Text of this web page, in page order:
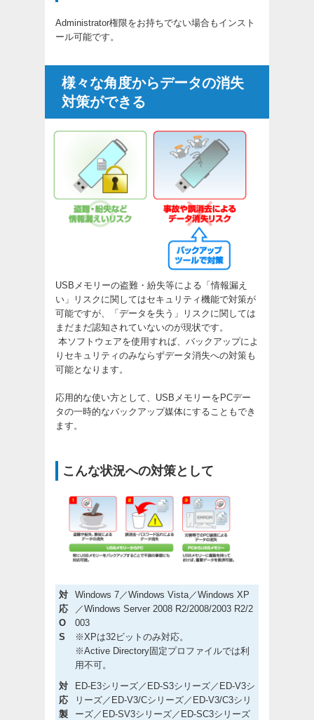
Administrator権限をお持ちでない場合もインスト
ール可能です。
様々な角度からデータの消失
対策ができる
USBメモリーの盗難・紛失等による「情報漏え
い」リスクに関してはセキュリティ機能で対策が
可能ですが、「データを失う」リスクに関しては
まだまだ認知されていないのが現状です。
本ソフトウェアを使用すれば、バックアップによ
りセキュリティのみならずデータ消失への対策も
可能となります。
応用的な使い方として、USBメモリーをPCデー
タの一時的なバックアップ媒体にすることもでき
ます。
こんな状況への対策として
対
応
O
S
Windows 7／Windows Vista／Windows XP
／Windows Server 2008 R2/2008/2003 R2/2
003
※XPは32ビットのみ対応。
※Active Directory固定プロファイルでは利
用不可。
対
応
製
ED-E3シリーズ／ED-S3シリーズ／ED-V3シ
リーズ／ED-V3/Cシリーズ／ED-V3/C3シリ
ーズ／ED-SV3シリーズ／ED-SC3シリーズ